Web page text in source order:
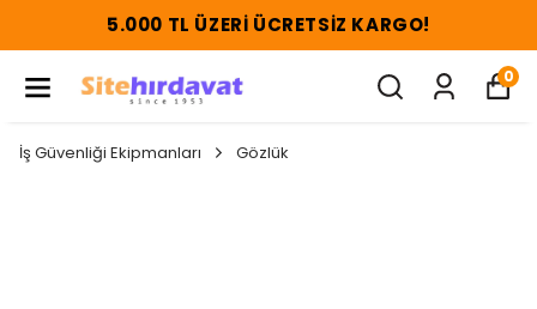
5.000 TL ÜZERI ÜCRETSIZ KARGO!
0
İş Güvenliği Ekipmanları Gözlük